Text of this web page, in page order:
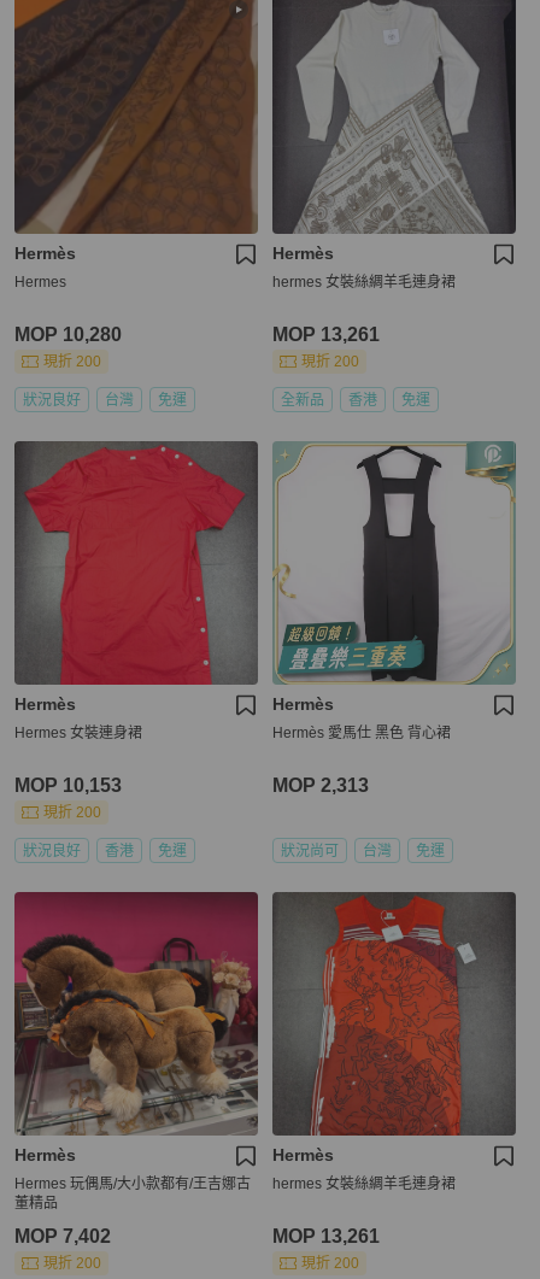
Hermès
Hermes
MOP 10,280
現折 200
狀況良好 台灣 免運
Hermès
hermes 女裝絲綢羊毛連身裙
MOP 13,261
現折 200
全新品 香港 免運
Hermès
Hermes 女裝連身裙
MOP 10,153
現折 200
狀況良好 香港 免運
Hermès
Hermès 愛馬仕 黑色 背心裙
MOP 2,313
狀況尚可 台灣 免運
Hermès
Hermes 玩偶馬/大小款都有/王吉娜古
董精品
MOP 7,402
現折 200
Hermès
hermes 女裝絲綢羊毛連身裙
MOP 13,261
現折 200